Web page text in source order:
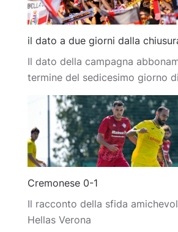
il dato a due giorni dalla
Il dato della campagna
termine del sedicesimo giorno
Cremonese 0-1
Il racconto della sfida
Hellas Verona